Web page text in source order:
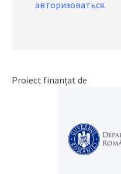
авторизоваться.
Proiect finanțat de